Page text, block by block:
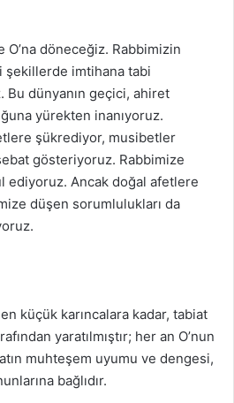
O’na döneceğiz. Rabbimizin
imtihana tabi
dünyanın geçici, ahiret
yürekten inanıyoruz.
şükrediyor, musibetler
gösteriyoruz. Rabbimize
ediyoruz. Ancak doğal afetlere
düşen sorumlulukları da
küçük karıncalara kadar, tabiat
yaratılmıştır; her an O’nun
muhteşem uyumu ve dengesi,
bağlıdır.